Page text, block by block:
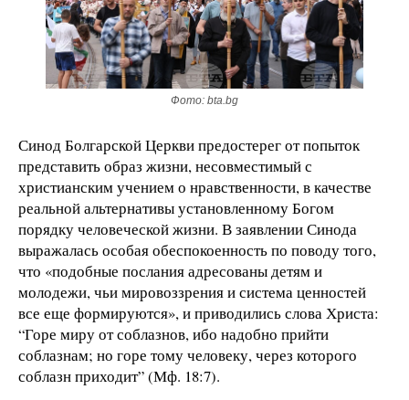
Фото: bta.bg
Синод Болгарской Церкви предостерег от попыток
представить образ жизни, несовместимый с
христианским учением о нравственности, в качестве
реальной альтернативы установленному Богом
порядку человеческой жизни. В заявлении Синода
выражалась особая обеспокоенность по поводу того,
что «подобные послания адресованы детям и
молодежи, чьи мировоззрения и система ценностей
все еще формируются», и приводились слова Христа:
“Горе миру от соблазнов, ибо надобно прийти
соблазнам; но горе тому человеку, через которого
соблазн приходит” (Мф. 18:7).